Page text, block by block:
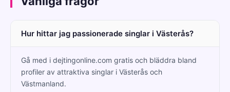
Hur hittar jag passionerade singlar i Västerås?
Gå med i dejtingonline.com gratis och bläddra bland
profiler av attraktiva singlar i Västerås och
Västmanland.